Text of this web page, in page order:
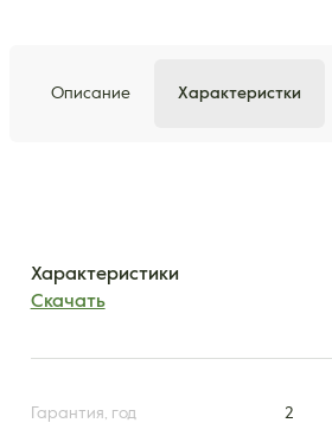
Описание Характеристки
Характеристики
Скачать
Гарантия, год 2